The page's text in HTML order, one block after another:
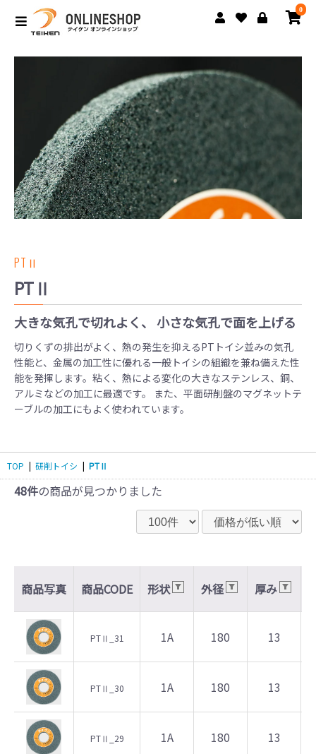
0
PTⅡ
PTⅡ
大きな気孔で切れよく、 小さな気孔で面を上げる
切りくずの排出がよく、熱の発生を抑えるPTトイシ並みの気孔
性能と、金属の加工性に優れる一般トイシの組織を兼ね備えた性
能を発揮します。​粘く、熱による変化の大きなステンレス、銅、
アルミなどの加工に最適です。 また、平面研削盤のマグネットテ
ーブルの加工にもよく使われています。
TOP | ​研削トイシ | PTⅡ
48件の商品が見つかりました
商品写真 商品CODE 形状 外径 厚み
PTⅡ_31 1A 180 13
PTⅡ_30 1A 180 13
PTⅡ_29 1A 180 13